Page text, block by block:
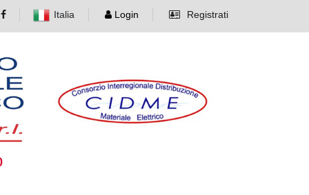
Italia Login Registrati